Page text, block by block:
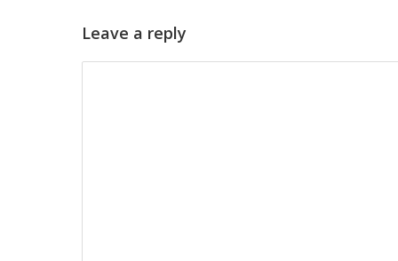
Leave a reply